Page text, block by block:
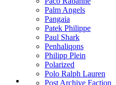
Palm Angels
Pangaia
Patek Philippe
Paul Shark
Penhaliqons
Philipp Plein
Polarized
Polo Ralph Lauren
Post Archive Faction